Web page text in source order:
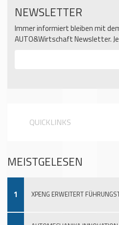
NEWSLETTER
Immer informiert bleiben mit
AUTO&Wirtschaft Newsletter.
QUICKLINKS
MEISTGELESEN
1 XPENG ERWEITERT